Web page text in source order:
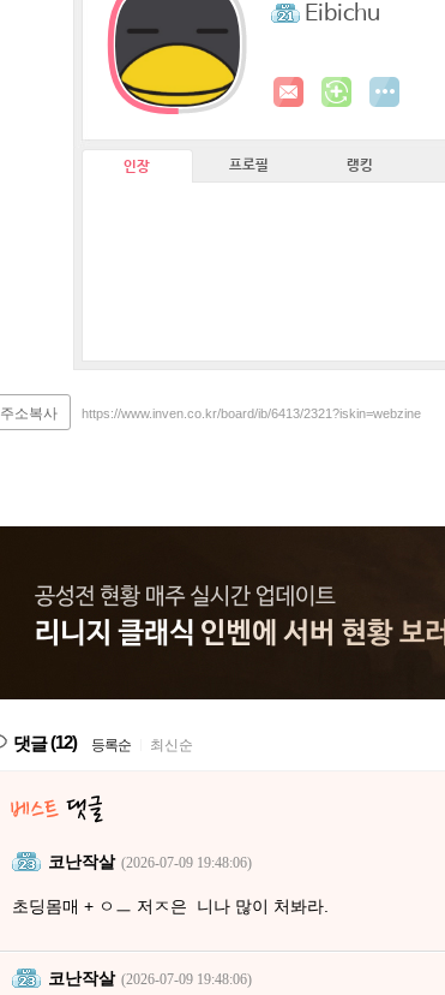
Eibichu
인장 프로필 랭킹
주소복사 https://www.inven.co.kr/board/ib/6413/2321?iskin=webzine
댓글(12) 등록순 최신순
코난작살 (2026-07-09 19:48:06)
초딩몸매 + ㅇㅡ 저ㅈ은 니나 많이 처봐라.
코난작살 (2026-07-09 19:48:06)